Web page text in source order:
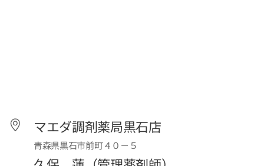
マエダ調剤薬局黒石店
青森県黒石市前町４０－５